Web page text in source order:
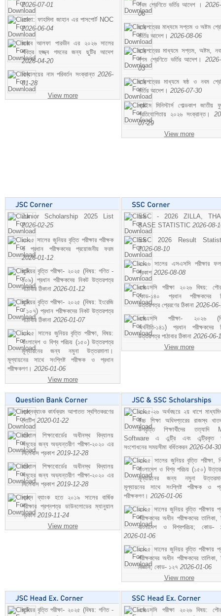
2026-07-01
মোসা: ফাহমিদা জাহান এর পাসপোর্ট NOC
2026-06-04
জনাব আলফা পারভীন এর ২০২৬ সালের
পবিত্র হজ্জ্ব গমনের জন্য ছুটির আদেশ
2026-04-20
বিদ্যালয়ের নাম পরিবর্তন সংক্রান্ত 2026-
01-28
View more
নবম শ্রেণিতে ভর্তির আদেশ ।
06
ছাড়পত্রের মাধ্যমে সপ্তম ও অষ্টম
ভর্তির আদেশ। 2026-08-06
ছাড়পত্রের মাধ্যমে সপ্তম, অষ্টম,
দশম শ্রেণিতে ভর্তির আদেশ।
03
ছাড়পত্রের মাধ্যমে ষষ্ঠ ও নবম
ভর্তির আদেশ। 2026-07-30
প্রাইম মিনিস্টার্স গোল্ডকাপ জাতীয়
প্রতিযোগিতায় ২০২৬ সংক্রান্ত।
07-29
View more
Junior Scholarship 2025 List
2026-02-25
২০২৫ সালের জুনিয়র বৃত্তি পরীক্ষার পরীক্ষক
ও প্রধান পরীক্ষকদের প্রয়োজনীয় ফরম
2026-01-12
জুনিয়র বৃত্তি পরীক্ষা- ২০২৫ (বিষয়: গণিত -
১০৯) প্রধান পরীক্ষকদের নিকট উত্তরপত্র
পাঠাবার ঠিকানা 2026-01-12
জুনিয়র বৃত্তি পরীক্ষা- ২০২৫ (বিষয়: ইংরেজি
- ১০৭) প্রধান পরীক্ষকদের নিকট উত্তরপত্র
পাঠাবার ঠিকানা 2026-01-07
২০২৫ সালের জুনিয়র বৃত্তি পরীক্ষা, বিষয়:
বাংলাদেশ ও বিশ্ব পরিচয় (১৫০) উত্তরপত্র
মূল্যায়নের জন্য নমুনা উত্তরমালা।
মূল্যায়নের সাথে সংশ্লিষ্ট পরীক্ষক ও প্রধান
পরীক্ষকগণ। 2026-01-06
View more
SSC - 2026 ZILLA,
BASE STATISTIC 2026-08-
SSC 2026 Result
2026-08-10
২০২৬ সালের এসএসসি পরীক্ষার
প্রকাশ 2026-08-08
এসএসসি পরীক্ষা ২০২৬ বিষয়:
কোড-১৪০ প্রধান পরীক্ষকদের
উত্তরপত্র প্রেরণের ঠিকানা 2026-
এসএসসি পরীক্ষা- ২০২৬
অর্থনীতি-১৪১) প্রধান পরীক্ষকদের
উত্তরপত্র পাঠাবার ঠিকানা 2026-06-
View more
প্রশ্নব্যাংক কার্যক্রম আপাতত স্থগিতকরণের
নোটিশ 2020-01-22
বরিশাল শিক্ষাবোর্ডের অধীনস্থ বিদ্যালয়
সমূহের জন্য অভ্যন্তরীণ পরীক্ষা-২০২০ এর
সিলেবাস প্রকাশ 2019-12-28
বরিশাল শিক্ষাবোর্ডের অধীনস্থ বিদ্যালয়
সমূহের জন্য অভ্যন্তরীণ পরীক্ষা-২০২০ এর
সিলেবাস প্রকাশ 2019-12-28
প্রশ্ন ব্যাংক হতে ২০১৯ সালের বার্ষিক
পরীক্ষার প্রশ্নপত্র ডাউনলোডের ম্যানুয়াল
প্রকাশ 2019-11-24
View more
২০২৫-২৬ অর্থবছরে ২য় ধাপে
উচ্চ শিক্ষা অধিদপ্তরের রাজস্ব
উপবৃত্তি শিক্ষার্থীদের তত্যাদি
Software এ এন্ট্রি এবং এন্ট্রিকৃত
সংশোধনের সময়সীমা বর্ধিতকরন 2026-04-30
২০২৫ সালের জুনিয়র বৃত্তি পরীক্ষা,
বাংলাদেশ ও বিশ্ব পরিচয় (১৫০)
মূল্যায়নের জন্য নমুনা
মূল্যায়নের সাথে সংশ্লিষ্ট পরীক্ষক ও
পরীক্ষকগণ। 2026-01-06
২০২৫ সালের জুনিয়র বৃত্তি পরীক্ষায়
পরীক্ষকদের অধীন পরীক্ষকদের তালিকা,
বাংলাদেশ ও বিশ্বপরিচয়; কোড-
2026-01-06
২০২৫ সালের জুনিয়র বৃত্তি পরীক্ষায়
পরীক্ষকদের অধীন পরীক্ষকদের তালিকা,
বিজ্ঞান; কোড- ১২৭ 2026-01-06
View more
জুনিয়র বৃত্তি পরীক্ষা- ২০২৫ (বিষয়: গণিত -
এসএসসি পরীক্ষা ২০২৬ বিষয়: